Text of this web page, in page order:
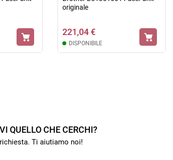
originale
221,04 €
DISPONIBILE
QUELLO CHE CERCHI?
Ti aiutiamo noi!